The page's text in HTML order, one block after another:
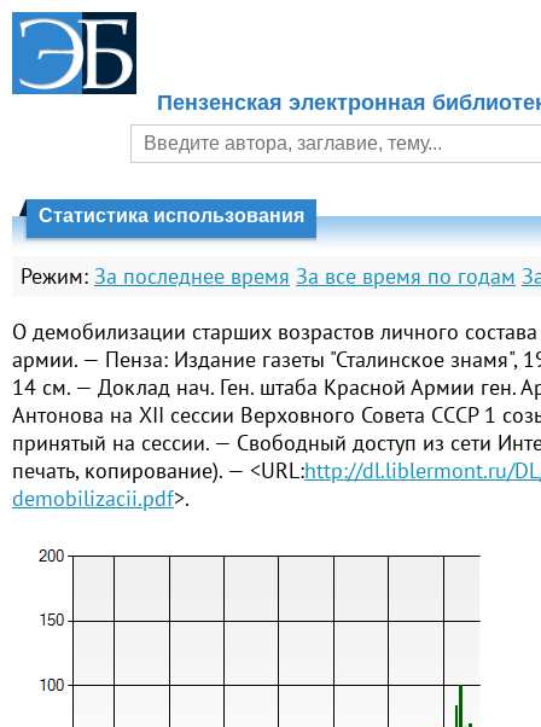
Пензенская электронная
Статистика использования
Режим: За последнее время За все время по годам
О демобилизации старших возрастов личного
армии. — Пенза: Издание газеты "Сталинское знамя",
14 см. — Доклад нач. Ген. штаба Красной Армии ген.
Антонова на XII сессии Верховного Совета СССР 1
принятый на сессии. — Свободный доступ из сети
печать, копирование). — <URL:http://dl.liblermont.ru/
demobilizacii.pdf>.